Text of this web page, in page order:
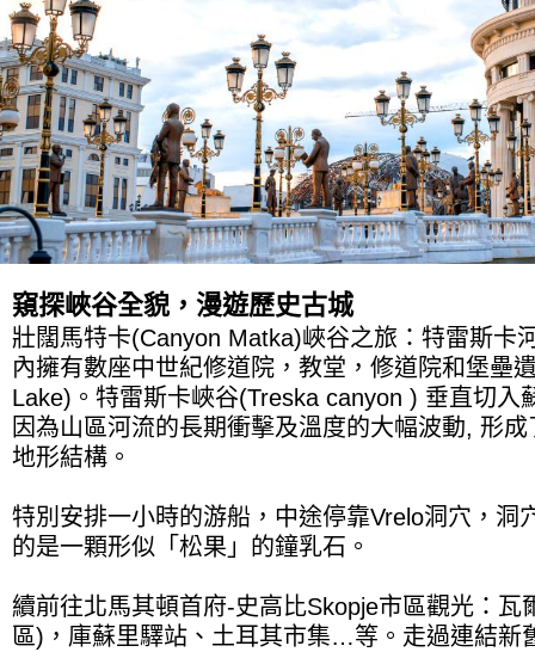
窺探峽谷全貌，漫遊歷史古城
壯闊馬特卡(Canyon Matka)峽谷之旅：特雷斯卡
內擁有數座中世紀修道院，教堂，修道院和堡壘
Lake)。特雷斯卡峽谷(Treska canyon ) 垂直切入
因為山區河流的長期衝擊及溫度的大幅波動, 形
地形結構。
特別安排一小時的游船，中途停靠Vrelo洞穴，洞
的是一顆形似「松果」的鐘乳石。
續前往北馬其頓首府-史高比Skopje市區觀光：瓦
區)，庫蘇里驛站、土耳其市集…等。走過連結新